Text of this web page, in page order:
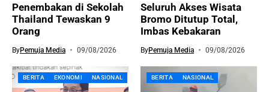
Penembakan di Sekolah
Thailand Tewaskan 9
Orang
ByPemuja Media 09/08/2026
Seluruh Akses Wisata
Bromo Ditutup Total,
Imbas Kebakaran
ByPemuja Media 09/08/2026
BERITA EKONOMI NASIONAL BERITA NASIONAL